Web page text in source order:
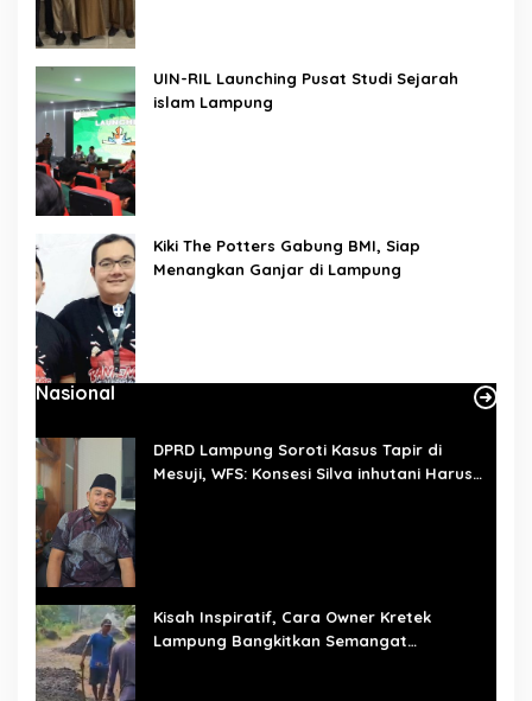
UIN-RIL Launching Pusat Studi Sejarah
islam Lampung
Kiki The Potters Gabung BMI, Siap
Menangkan Ganjar di Lampung
Nasional
DPRD Lampung Soroti Kasus Tapir di
Mesuji, WFS: Konsesi Silva inhutani Harus
Kisah Inspiratif, Cara Owner Kretek
Lampung Bangkitkan Semangat